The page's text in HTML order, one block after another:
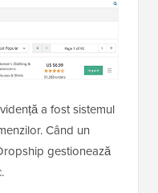
a fost sistemul
Când un
gestionează